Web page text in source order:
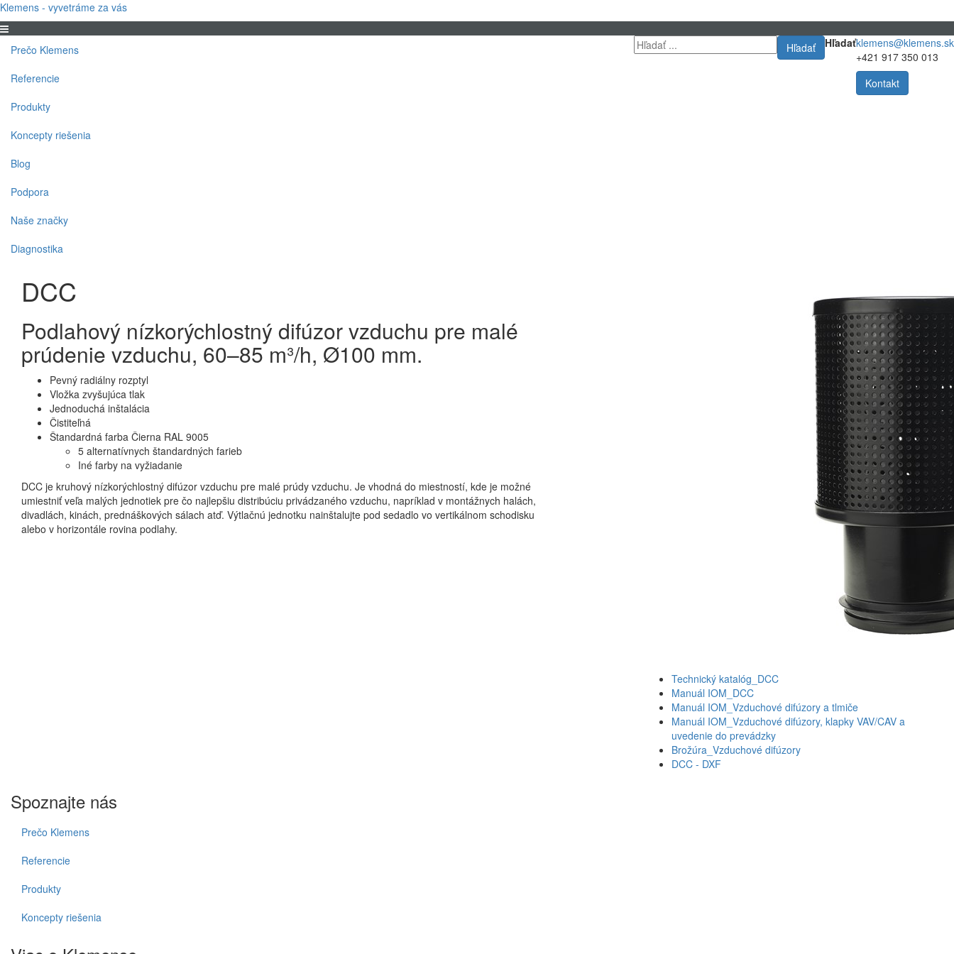
Klemens - vyvetráme za vás
klemens@klemens.sk
+421 917 350 013
Kontakt
Hľadať
Hľadať
Prečo Klemens
Referencie
Produkty
Koncepty riešenia
Blog
Podpora
Naše značky
Diagnostika
DCC
Podlahový nízkorýchlostný difúzor vzduchu pre malé
prúdenie vzduchu, 60–85 m³/h, Ø100 mm.
Pevný radiálny rozptyl
Vložka zvyšujúca tlak
Jednoduchá inštalácia
Čistiteľná
Štandardná farba Čierna RAL 9005
5 alternatívnych štandardných farieb
Iné farby na vyžiadanie
DCC je kruhový nízkorýchlostný difúzor vzduchu pre malé prúdy vzduchu. Je vhodná do miestností, kde je možné
umiestniť veľa malých jednotiek pre čo najlepšiu distribúciu privádzaného vzduchu, napríklad v montážnych halách,
divadlách, kinách, prednáškových sálach atď. Výtlačnú jednotku nainštalujte pod sedadlo vo vertikálnom schodisku
alebo v horizontále rovina podlahy.
Technický katalóg_DCC
Manuál IOM_DCC
Manuál IOM_Vzduchové difúzory a tlmiče
Manuál IOM_Vzduchové difúzory, klapky VAV/CAV a
uvedenie do prevádzky
Brožúra_Vzduchové difúzory
DCC - DXF
Spoznajte nás
Prečo Klemens
Referencie
Produkty
Koncepty riešenia